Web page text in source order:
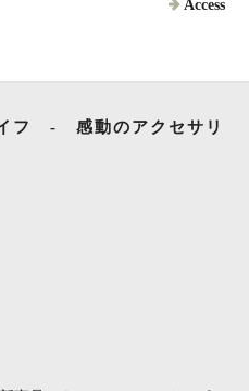
Access
フ - 感動のアクセサリ